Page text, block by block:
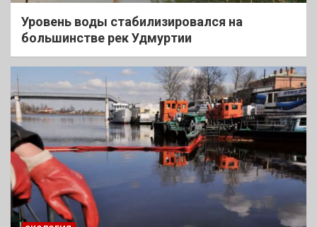
Уровень воды стабилизировался на
большинстве рек Удмуртии